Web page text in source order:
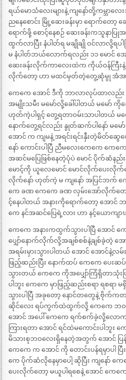
ရယ်မောသံလေးများနဲ့ ကျနော်တို့ကမ္ဘာလ
ညနေစောင်း မြို့ဆေးခန်းမှာ ရောက်တော့
ရောက်ဖို့ စောင့်နေစဉ် ဆေးခန်းကသူနာ
ထွက်လာပြီး နံပါတ်ရ မချိုချို ဝင်လာလို့ရပါပ
မ နံပါတ်ဘယ်လောက်ရလည်း ၁၁ မောင် အေ
ဆေးခန်းလိုက်ကာလေးထဲက ကိုယ်ဝန်ကြီ
လိုက်တော့ ဟာ မထင်မှတ်တဲ့တွေ့ဆုံမွု အံအား
ကေကေ အောင် ဒီကို ဘာလာလုပ်ထာလည်း
အမျိုးသမီး မမော်လို့ခေါ်ပါတယ် မမော် ကိုဆ
ဟုတ်ကဲ့ပါရှင့် တွေ့ရတာဝမ်းသာပါတယ် မမ
နောက်တွေ့ရင်လည်း နွုတ်ဆက်ပါနော် မမော်
အောင် က ကျမနဲ့ အရင်းရင်းနှီးတဲ့မိတ်ဆွေဟေ
နော် ကောင်းပါပြီ ညီမလေးကေကေ ကေ
အဆင်မပြေဖြစ်နေတဲ့ပုံပဲ မောင် ပိုက်ဆံန
မောင့်ကို ယူလေမောင် မောင်လိုက်ပေးလို
လိုက်နော် ဟုတ်ကဲ့ မ ကျနော် အပြင်ဘက် က
ကေ ခဏ ကေကေ ခဏ လှမ်းအော်လိုက်တော့
င့်နေပါတယ် အနားကိုရောက်တော့ အောင်
ကေ နင်အဆင်ပြေရဲ့လား ဟာ နင့်ယောကျာ
ကေကေ အနားကထွက်သွားပါပြီ အော
ပျှော်နောက်လိုက်လို့အချစ်စစ်နဲ့ချစ်ခဲ့တဲ့
အရမ်းမှားသွားပါတယ် အောင် အောင်နဲ့လမ်
ဖြည့်ဆည်းပြီး နောက်ထပ် ကေကေ ပေးဆပ်
သွားတယ် ကေကေ ကိုအပျှော်ကြံရှိတာသုံးဖ
ပါဘူး ကေကေ မှာဖြည့်ဆည်းစရာ ရစရာ
သွားပါပြီ အခုတော့ နောင်တတွေနဲ့ ဗိုက်ကတ
ဆိုင်လေး ရပ်ကွက်ထဲထွက်လို့ ကေကေ ဘဝကြ
အောင် အပေါ် ကေကေ ရက်စက်ခဲ့လို့လော
ကြားရတာ အောင် ရင်ထဲမကောင်းပါဘူး
မိသားစုဘဝလေးရှိနေတဲ့အတွက် အောင် ပြ
ကေကေ က အောင် ကို တောင်းပန်ရမှာပါ
ကေ ပိုက်ဆံလိုနေမှာပေါ့ ဆိုပြီး ကျနော်
ပေးလိုက်တော့ မယူပါရစေနဲ့ အောင် ကေက